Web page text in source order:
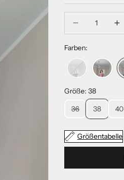
Farben:
Größe: 38
36
38 40
Größentabelle